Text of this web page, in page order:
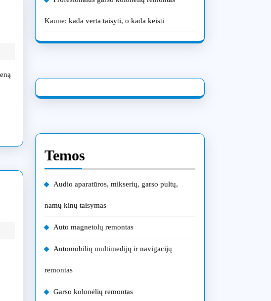
Kaune: kada verta taisyti, o kada keisti
Temos
Audio aparatūros, mikserių, garso pultų,
namų kinų taisymas
Auto magnetolų remontas
Automobilių multimedijų ir navigacijų
remontas
Garso kolonėlių remontas